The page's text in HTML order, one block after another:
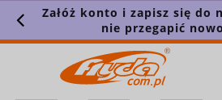
Załóż konto i zapisz się do
nie przegapić